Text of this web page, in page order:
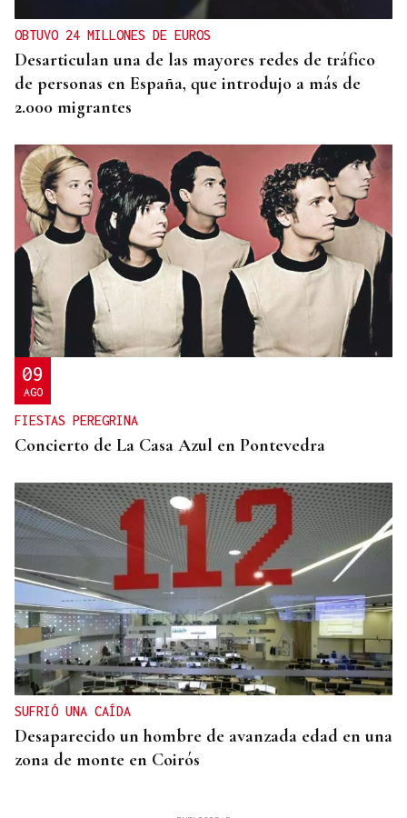
OBTUVO 24 MILLONES DE EUROS
Desarticulan una de las mayores redes de tráfico
de personas en España, que introdujo a más de
2.000 migrantes
09
AGO
FIESTAS PEREGRINA
Concierto de La Casa Azul en Pontevedra
SUFRIÓ UNA CAÍDA
Desaparecido un hombre de avanzada edad en una
zona de monte en Coirós